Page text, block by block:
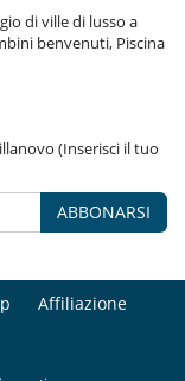
di ville di lusso a
benvenuti, Piscina
(Inserisci il tuo
ABBONARSI
Affiliazione